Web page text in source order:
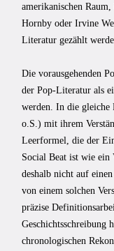
amerikanischen
Hornby oder Irvine
Literatur gezählt
Die vorausgehenden
der Pop-Literatur als
werden. In die gleiche
o.S.) mit ihrem
Leerformel, die der
Social Beat ist wie ein
deshalb nicht auf
von einem solchen
präzise
Geschichtsschreibung
chronologischen